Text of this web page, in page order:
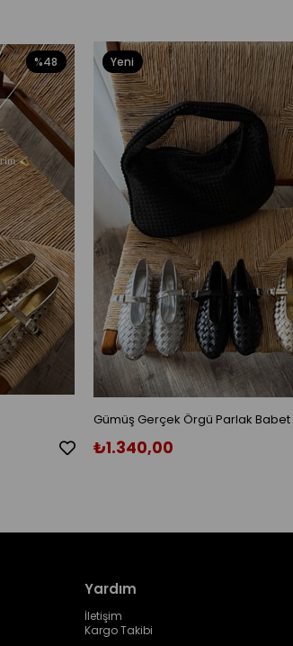
%48
Gümüş Gerçek Örgü Parlak Babet
₺1.340,00
Yeni
Ürün
Yardım
İletişim
Kargo Takibi